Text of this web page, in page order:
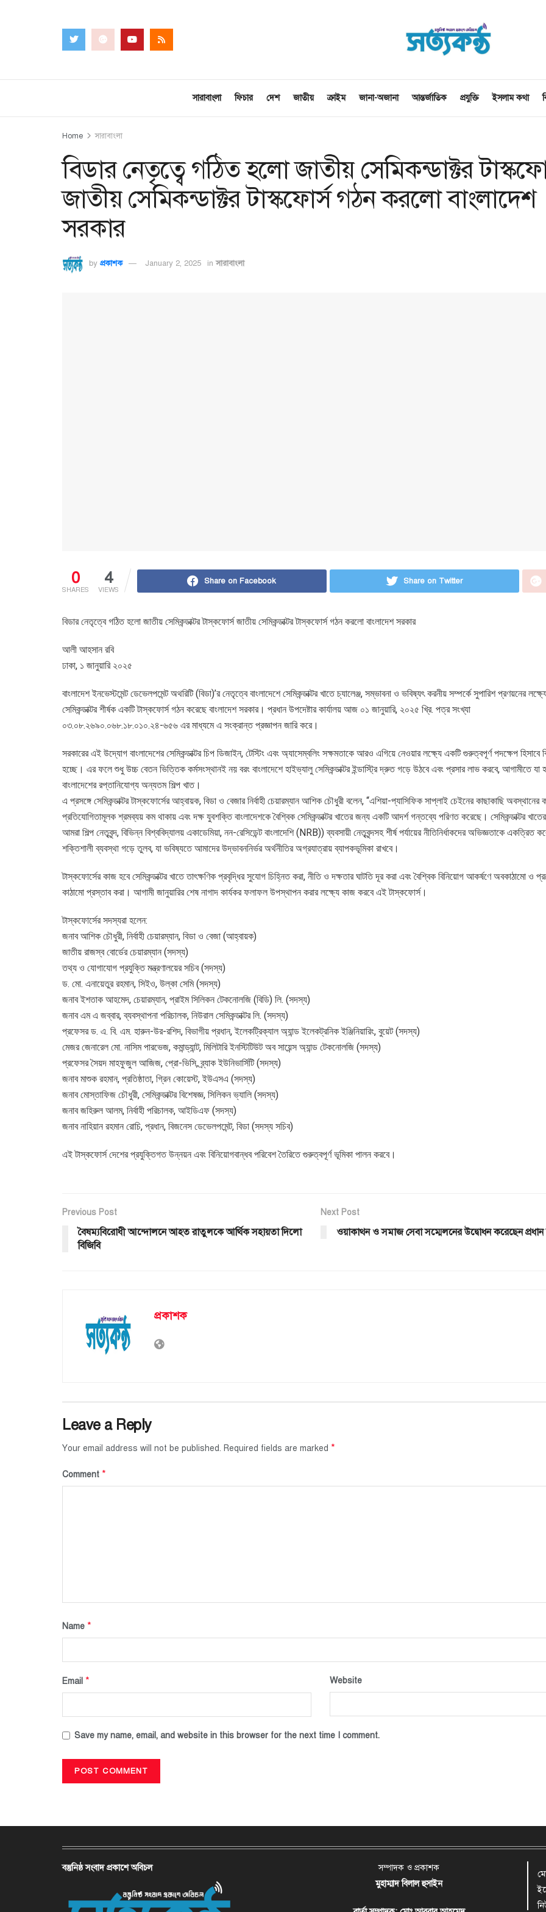
সারাবাংলা ফিচার দেশ জাতীয় ক্রাইম জানা-অজানা আন্তর্জাতিক প্রযুক্তি ইসলাম কথা
Home সারাবাংলা
বিডার নেতৃত্বে গঠিত হলো জাতীয় সেমিকন্ডাক্টর
জাতীয় সেমিকন্ডাক্টর টাস্কফোর্স গঠন করলো বাংলাদেশ
সরকার
by প্রকাশক January 2, 2025 in সারাবাংলা
0
SHARES
4
VIEWS
Share on Facebook Share on Twitter
বিডার নেতৃত্বে গঠিত হলো জাতীয় সেমিকন্ডাক্টর টাস্কফোর্স জাতীয় সেমিকন্ডাক্টর টাস্কফোর্স গঠন করলো বাংলাদেশ সরকার
আলী আহসান রবি
ঢাকা, ১ জানুয়ারি ২০২৫
বাংলাদেশ ইনভেস্টমেন্ট ডেভেলপমেন্ট অথরিটি (বিডা)’র নেতৃত্বে বাংলাদেশে সেমিকন্ডাক্টর খাতে চ্যালেঞ্জ, সম্ভাবনা ও ভবিষ্যৎ করনীয় সম্পর্কে সুপারিশ প্রণয়নের
সেমিকন্ডাক্টর শীর্ষক একটি টাস্কফোর্স গঠন করেছে বাংলাদেশ সরকার। প্রধান উপদেষ্টার কার্যালয় আজ ০১ জানুয়ারি, ২০২৫ খ্রি. পত্র সংখ্যা
০৩.০৮.২৬৯০.০৬৮.১৮.০১০.২৪-৬৫৬ এর মাধ্যমে এ সংক্রান্ত প্রজ্ঞাপন জারি করে।
সরকারের এই উদ্যোগ বাংলাদেশের সেমিকন্ডাক্টর চিপ ডিজাইন, টেস্টিং এবং অ্যাসেম্বলিং সক্ষমতাকে আরও এগিয়ে নেওয়ার লক্ষ্যে একটি গুরুত্বপূর্ণ পদক্ষেপ হিসাবে
হচ্ছে। এর ফলে শুধু উচ্চ বেতন ভিত্তিক কর্মসংস্থানই নয় বরং বাংলাদেশে হাইভ্যালু সেমিকন্ডাক্টর ইন্ডাস্ট্রি দ্রুত গড়ে উঠবে এবং প্রসার লাভ করবে, আগামীতে যা
বাংলাদেশের রপ্তানিযোগ্য অন্যতম শিল্প খাত।
এ প্রসঙ্গে সেমিকন্ডাক্টর টাস্কফোর্সের আহ্বায়ক, বিডা ও বেজার নির্বাহী চেয়ারম্যান আশিক চৌধুরী বলেন, “এশিয়া-প্যাসিফিক সাপ্লাই চেইনের কাছাকাছি অবস্থানের
প্রতিযোগিতামূলক শ্রমব্যয় কম থাকায় এবং দক্ষ যুবশক্তি বাংলাদেশকে বৈশ্বিক সেমিকন্ডাক্টর খাতের জন্য একটি আদর্শ গন্তব্যে পরিণত করেছে। সেমিকন্ডাক্টর
আমরা শিল্প নেতৃবৃন্দ, বিভিন্ন বিশ্ববিদ্যালয় একাডেমিয়া, নন-রেসিডেন্ট বাংলাদেশি (NRB)) ব্যবসায়ী নেতৃবৃন্দসহ শীর্ষ পর্যায়ের নীতিনির্ধাকদের অভিজ্ঞতাকে একত্রিত
শক্তিশালী ব্যবস্থা গড়ে তুলব, যা ভবিষ্যতে আমাদের উদ্ভাবননির্ভর অর্থনীতির অগ্রযাত্রায় ব্যাপকভূমিকা রাখবে।
টাস্কফোর্সের কাজ হবে সেমিকন্ডাক্টর খাতে তাৎক্ষণিক প্রবৃদ্ধির সুযোগ চিহ্নিত করা, নীতি ও দক্ষতার ঘাটতি দূর করা এবং বৈশ্বিক বিনিয়োগ আকর্ষণে অবকাঠামো ও
কাঠামো প্রস্তাব করা। আগামী জানুয়ারির শেষ নাগাদ কার্যকর ফলাফল উপস্থাপন করার লক্ষ্যে কাজ করবে এই টাস্কফোর্স।
টাস্কফোর্সের সদস্যরা হলেন:
জনাব আশিক চৌধুরী, নির্বাহী চেয়ারম্যান, বিডা ও বেজা (আহ্বায়ক)
জাতীয় রাজস্ব বোর্ডের চেয়ারম্যান (সদস্য)
তথ্য ও যোগাযোগ প্রযুক্তি মন্ত্রণালয়ের সচিব (সদস্য)
ড. মো. এনায়েতুর রহমান, সিইও, উল্কা সেমি (সদস্য)
জনাব ইশতাক আহমেদ, চেয়ারম্যান, প্রাইম সিলিকন টেকনোলজি (বিডি) লি. (সদস্য)
জনাব এম এ জব্বার, ব্যবস্থাপনা পরিচালক, নিউরাল সেমিকন্ডাক্টর লি. (সদস্য)
প্রফেসর ড. এ. বি. এম. হারুন-উর-রশিদ, বিভাগীয় প্রধান, ইলেকট্রিক্যাল অ্যান্ড ইলেকট্রনিক ইঞ্জিনিয়ারিং, বুয়েট (সদস্য)
মেজর জেনারেল মো. নাসিম পারভেজ, কমান্ড্যান্ট, মিলিটারি ইনস্টিটিউট অব সায়েন্স অ্যান্ড টেকনোলজি (সদস্য)
প্রফেসর সৈয়দ মাহফুজুল আজিজ, প্রো-ভিসি, ব্র্যাক ইউনিভার্সিটি (সদস্য)
জনাব মাশুক রহমান, প্রতিষ্ঠাতা, গ্রিন কোয়েস্ট, ইউএসএ (সদস্য)
জনাব মোস্তাফিজ চৌধুরী, সেমিকন্ডাক্টর বিশেষজ্ঞ, সিলিকন ভ্যালি (সদস্য)
জনাব জহিরুল আলম, নির্বাহী পরিচালক, আইডিএফ (সদস্য)
জনাব নাহিয়ান রহমান রোচি, প্রধান, বিজনেস ডেভেলপমেন্ট, বিডা (সদস্য সচিব)
এই টাস্কফোর্স দেশের প্রযুক্তিগত উন্নয়ন এবং বিনিয়োগবান্ধব পরিবেশ তৈরিতে গুরুত্বপূর্ণ ভূমিকা পালন করবে।
Previous Post
বৈষম্যবিরোধী আন্দোলনে আহত রাতুলকে আর্থিক সহায়তা দিলো
বিজিবি
Next Post
ওয়াকাথন ও সমাজ সেবা সম্মেলনের উদ্বোধন করেছেন প্রধান
প্রকাশক
Leave a Reply
Your email address will not be published. Required fields are marked *
Comment *
Name *
Email * Website
Save my name, email, and website in this browser for the next time I comment.
বস্তুনিষ্ঠ সংবাদ প্রকাশে অবিচল
সম্পাদক ও প্রকাশক
মুহাম্মাদ বিলাল হুসাইন